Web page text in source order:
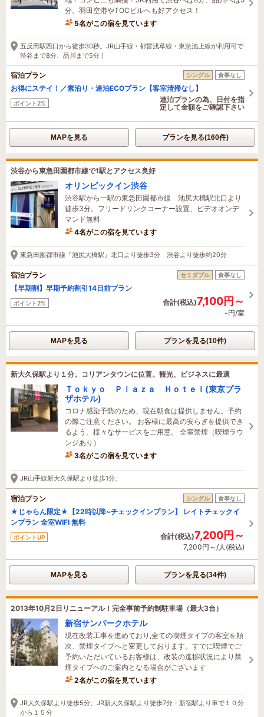
分。羽田空港やTOCビルへも好アクセス！
5名がこの宿を見ています
19分前に予約されました
五反田駅西口から徒歩30秒。JR山手線・都営浅草線・東急池上線が利用可で
渋谷まで8分、品川まで5分！
宿泊プラン シングル 食事なし
お得にステイ！／素泊り・連泊ECOプラン【客室清掃なし】
ポイント2%
連泊プランの為、日付を指
定して金額をご確認下さい
MAPを見る プランを見る(160件)
渋谷から東急田園都市線で1駅とアクセス良好
オリンピックイン渋谷
渋谷駅から一駅の東急田園都市線 池尻大橋駅北口より
徒歩3分。フリードリンクコーナー設置、ビデオオンデ
マンド無料
4名がこの宿を見ています
4時間前に予約されました
東急田園都市線『池尻大橋駅』北口より徒歩3分 渋谷より徒歩約20分
宿泊プラン セミダブル 食事なし
【早期割】早期予約割引14日前プラン
ポイント2% 合計(税込)7,100円～
-円/室
MAPを見る プランを見る(10件)
新大久保駅より１分。コリアンタウンに位置。観光、ビジネスに最適
Ｔｏｋｙｏ Ｐｌａｚａ Ｈｏｔｅｌ(東京プラ
ザホテル)
コロナ感染予防のため、現在朝食は提供しません。予約
の際ご注意ください。 お客様に最高の安らぎを提供でき
るよう、様々なサービスをご用意。 全室禁煙（喫煙ラウ
ンジあり）
3名がこの宿を見ています
14時間前に予約されました
JR山手線新大久保駅より徒歩1分。
宿泊プラン シングル 食事なし
★じゃらん限定★【22時以降~チェックインプラン】 レイトチェックイ
ンプラン 全室WIFI 無料
ポイントUP 合計(税込)7,200円～
7,200円～/人(税込)
MAPを見る プランを見る(34件)
2013年10月2日リニューアル！完全事前予約制駐車場（最大3台）
新宿サンパークホテル
現在改装工事を進めており,全ての喫煙タイプの客室を順
次、禁煙タイプへと変更しております。すでに喫煙でご
予約いただいているお客様は、改装の進捗状況により禁
煙タイプへのご案内となる場合がございます
2名がこの宿を見ています
58分前に予約されました
JR大久保駅より徒歩5分、JR新大久保駅より徒歩7分・新宿駅より車で１０分
から１５分